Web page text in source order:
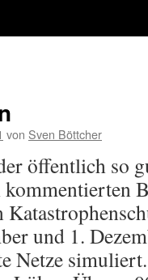
von Sven Böttcher
öffentlich so
und 1.
Netze